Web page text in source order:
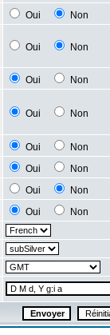
Oui
Non
Oui Non
Oui
Non
Oui Non
Oui
Non
Oui
Non
Oui
Non
Oui
Non